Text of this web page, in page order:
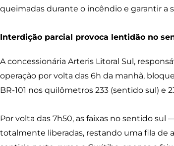
queimadas durante o incêndio e garantir a
Interdição parcial provoca lentidão no
A concessionária Arteris Litoral Sul,
operação por volta das 6h da manhã,
BR-101 nos quilômetros 233 (sentido sul) e
Por volta das 7h50, as faixas no sentido
totalmente liberadas, restando uma fila de